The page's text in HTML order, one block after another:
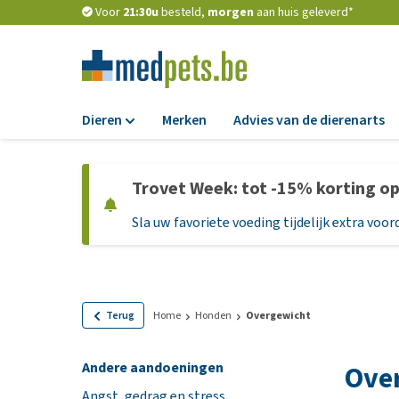
Voor 21:30u besteld, morgen aan huis geleverd*
Dieren
Hondenbrokken
Natvoer
Graanvrij
Glutenvrij
Merken Advies van de dierenarts
Trovet Week: tot -15% korting
Sla uw favoriete voeding tijdelijk extra
Terug Home Honden Overgewicht
Andere aandoeningen